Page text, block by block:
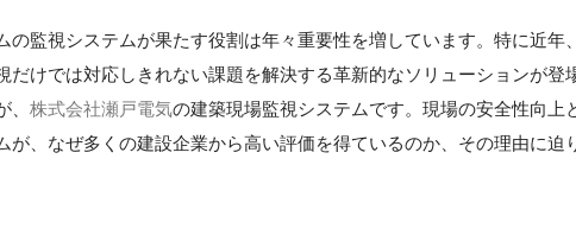
監視システムが果たす役割は年々重要性を増しています。特に近年、
だけでは対応しきれない課題を解決する革新的なソリューションが登
株式会社瀬戸電気の建築現場監視システムです。現場の安全性向上
、なぜ多くの建設企業から高い評価を得ているのか、その理由に迫